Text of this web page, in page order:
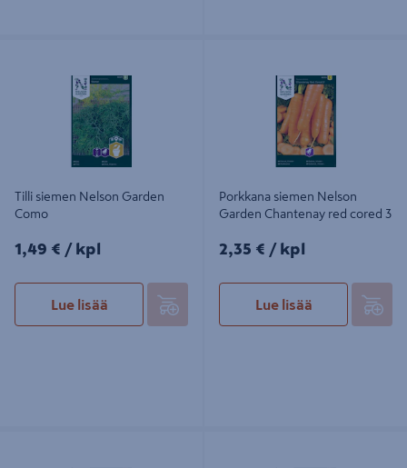
Tilli siemen Nelson Garden
Como
1,49€/kpl
1,49 € / kpl
Lue lisää
Porkkana siemen Nelson
Garden Chantenay red cored 3
2,35€/kpl
2,35 € / kpl
Lue lisää